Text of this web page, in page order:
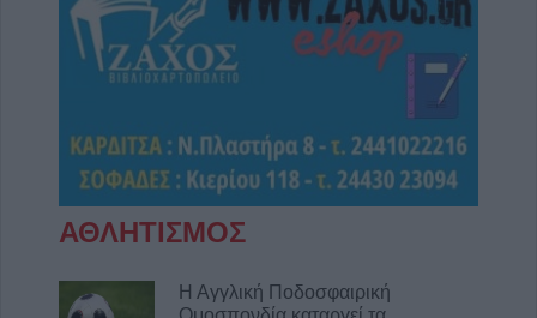
58.370 δικαιούχους από 10 έως 14
Αυγούστου
8 Αυγούστου 2026, 09:12
Ο Δήμος Σοφάδων παρουσιάζει τον Λεωνίδα
Μπαλάφα στη Λουτροπηγή
8 Αυγούστου 2026, 09:09
Το εβδομαδιαίο πρόγραμμα (10-16/8) της
Κινητής Αστυνομικής Μονάδας στην Π.Ε.
8 Αυγούστου 2026, 08:22
ΑΘΛΗΤΙΣΜΟΣ
Η Αγγλική Ποδοσφαιρική